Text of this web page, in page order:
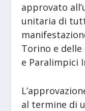
approvato
unitaria di
Torino e delle
e Paralimpici
al termine di